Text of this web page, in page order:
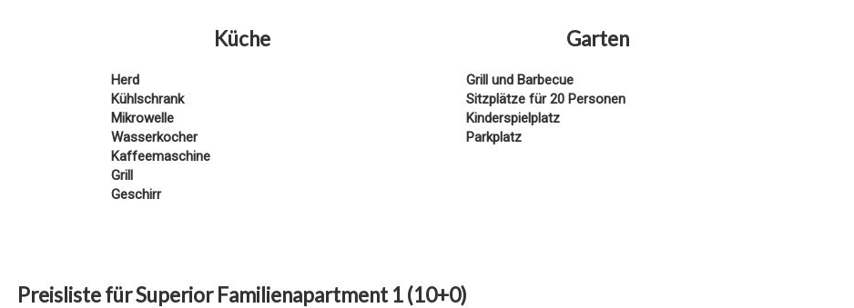
Küche
Herd
Kühlschrank
Mikrowelle
Wasserkocher
Kaffeemaschine
Grill
Geschirr
Garten
Grill und Barbecue
Sitzplätze für 20 Personen
Kinderspielplatz
Parkplatz
Preisliste für Superior Familienapartment 1 (10+0)